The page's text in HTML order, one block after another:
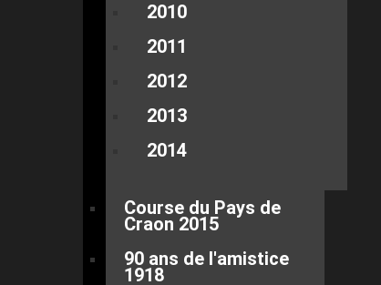
2010
2011
2012
2013
2014
Course du Pays de
Craon 2015
90 ans de l'amistice
1918